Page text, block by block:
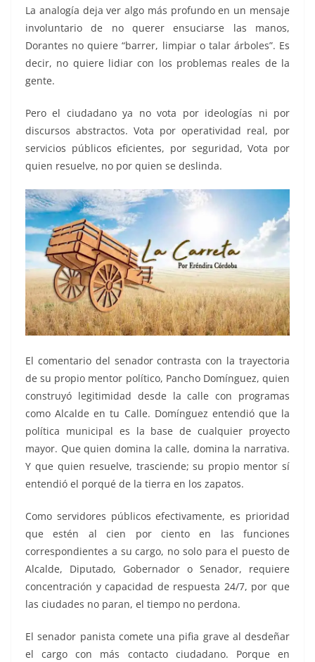
La analogía deja ver algo más profundo en un mensaje
involuntario de no querer ensuciarse las manos,
Dorantes no quiere “barrer, limpiar o talar árboles”. Es
decir, no quiere lidiar con los problemas reales de la
gente.
Pero el ciudadano ya no vota por ideologías ni por
discursos abstractos. Vota por operatividad real, por
servicios públicos eficientes, por seguridad, Vota por
quien resuelve, no por quien se deslinda.
El comentario del senador contrasta con la trayectoria
de su propio mentor político, Pancho Domínguez, quien
construyó legitimidad desde la calle con programas
como Alcalde en tu Calle. Domínguez entendió que la
política municipal es la base de cualquier proyecto
mayor. Que quien domina la calle, domina la narrativa.
Y que quien resuelve, trasciende; su propio mentor sí
entendió el porqué de la tierra en los zapatos.
Como servidores públicos efectivamente, es prioridad
que estén al cien por ciento en las funciones
correspondientes a su cargo, no solo para el puesto de
Alcalde, Diputado, Gobernador o Senador, requiere
concentración y capacidad de respuesta 24/7, por que
las ciudades no paran, el tiempo no perdona.
El senador panista comete una pifia grave al desdeñar
el cargo con más contacto ciudadano. Porque en